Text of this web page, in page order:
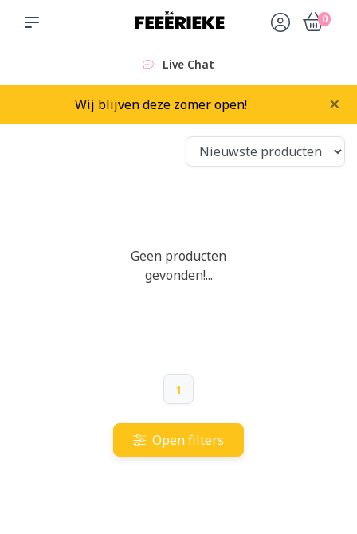
0
Live Chat
Wij blijven deze zomer open! ×
Geen producten
gevonden!...
1
Open filters